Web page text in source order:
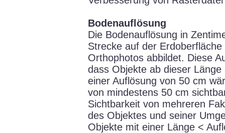
Bodenauflösung
Die Bodenauflösung in
Strecke auf der
Orthophotos abbildet. Diese
dass Objekte ab dieser
einer Auflösung von 50 cm
von mindestens 50 cm
Sichtbarkeit von mehreren
des Objektes und seiner
Objekte mit einer Länge <